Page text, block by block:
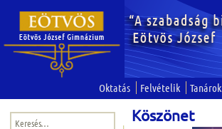
Oktatás Felvételik Tanárok
Keresés: Köszönet